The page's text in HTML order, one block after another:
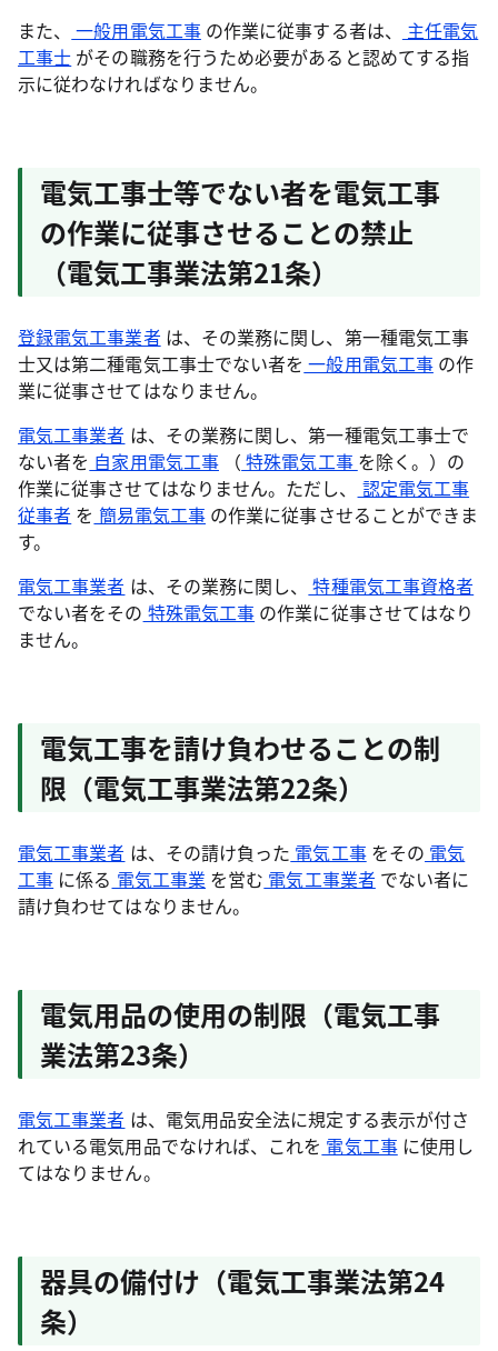
また、
一般用電気工事の作業に従事する者は、
主任電気
工事士 がその職務を行うため必要があると認めてする指
示に従わなければなりません。
電気工事士等でない者を電気工事
の作業に従事させることの禁止
（電気工事業法第21条）
登録電気工事業者 は、その業務に関し、第一種電気工事
士又は第二種電気工事士でない者を 一般用電気工事の作
業に従事させてはなりません。
電気工事業者 は、その業務に関し、第一種電気工事士で
ない者を 自家用電気工事（ 特殊電気工事 を除く。）の
作業に従事させてはなりません。ただし、
認定電気工事
従事者 を 簡易電気工事の作業に従事させることができま
す。
電気工事業者 は、その業務に関し、
特種電気工事資格者
でない者をその 特殊電気工事 の作業に従事させてはなり
ません。
電気工事を請け負わせることの制
限（電気工事業法第22条）
電気工事業者 は、その請け負った 電気工事をその 電気
工事 に係る 電気工事業 を営む 電気工事業者 でない者に
請け負わせてはなりません。
電気用品の使用の制限（電気工事
業法第23条）
電気工事業者 は、電気用品安全法に規定する表示が付さ
れている電気用品でなければ、これを 電気工事に使用し
てはなりません。
器具の備付け（電気工事業法第24
条）